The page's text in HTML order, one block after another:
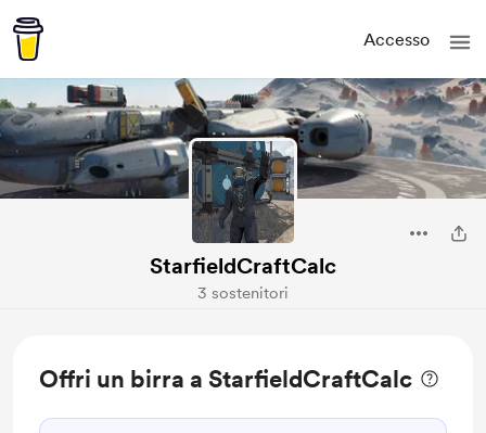
Accesso
StarfieldCraftCalc
3 sostenitori
Offri un birra a StarfieldCraftCalc